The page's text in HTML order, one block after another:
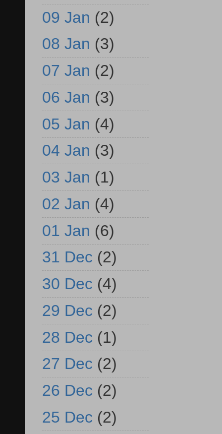
09 Jan (2)
08 Jan (3)
07 Jan (2)
06 Jan (3)
05 Jan (4)
04 Jan (3)
03 Jan (1)
02 Jan (4)
01 Jan (6)
31 Dec (2)
30 Dec (4)
29 Dec (2)
28 Dec (1)
27 Dec (2)
26 Dec (2)
25 Dec (2)